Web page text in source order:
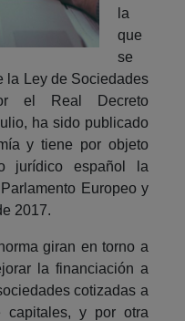
la
que
se
la Ley de Sociedades
el Real Decreto
ha sido publicado
y tiene por objeto
jurídico español la
Europeo y
2017.
giran en torno a
la financiación a
cotizadas a
capitales, y por otra